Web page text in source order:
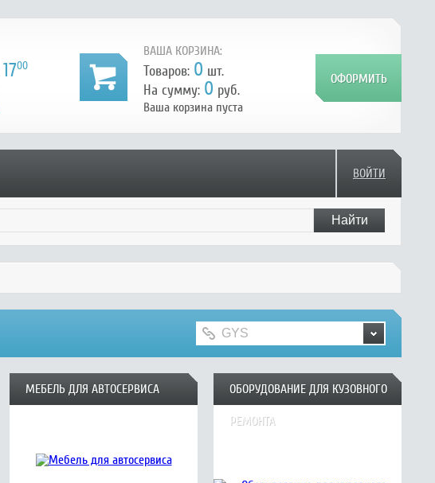
1700
ВАША КОРЗИНА:
Товаров: 0 шт.
На сумму: 0 руб.
Ваша корзина пуста
ВОЙТИ
МЕБЕЛЬ ДЛЯ АВТОСЕРВИСА
ОБОРУДОВАНИЕ ДЛЯ КУЗОВНОГО
РЕМОНТА